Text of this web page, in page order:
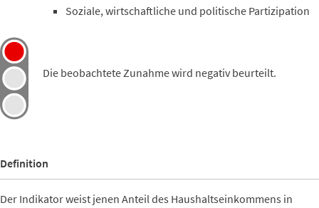
Soziale, wirtschaftliche und politische Partizipation
Die beobachtete Zunahme wird negativ beurteilt.
Definition
Der Indikator weist jenen Anteil des Haushaltseinkommens in